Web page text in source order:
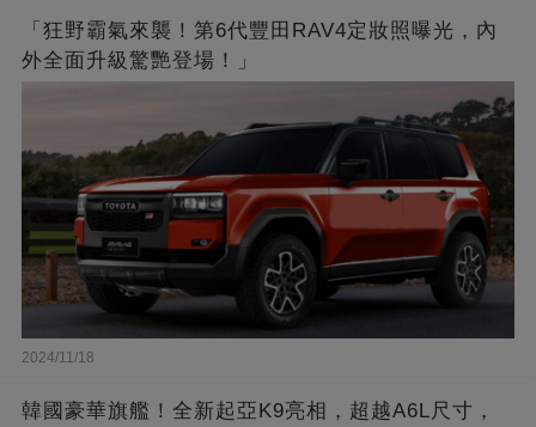
「狂野霸氣來襲！第6代豐田RAV4定妝照曝光，內
外全面升級驚艷登場！」
2024/11/18
韓國豪華旗艦！全新起亞K9亮相，超越A6L尺寸，